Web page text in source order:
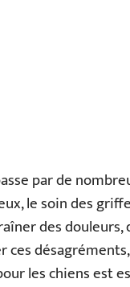
par de
le soin des
des
les chiens est